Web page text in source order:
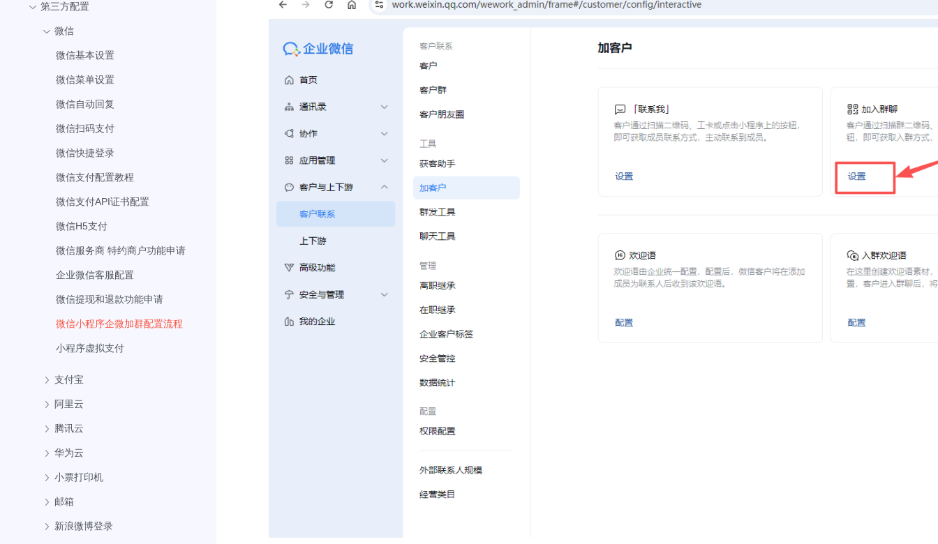
第三方配置
微信
微信基本设置
微信菜单设置
微信自动回复
微信扫码支付
微信快捷登录
微信支付配置教程
微信支付API证书配置
微信H5支付
微信服务商 特约商户功能申请
企业微信客服配置
微信提现和退款功能申请
微信小程序企微加群配置流程
小程序虚拟支付
支付宝
阿里云
腾讯云
华为云
小票打印机
邮箱
新浪微博登录